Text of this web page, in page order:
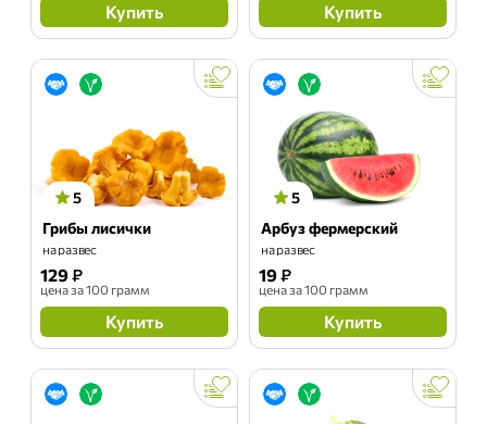
Купить Купить
5
Грибы лисички
на развес
129₽
ценаза 100 грамм
Купить
5
Арбуз фермерский
на развес
19₽
ценаза 100 грамм
Купить